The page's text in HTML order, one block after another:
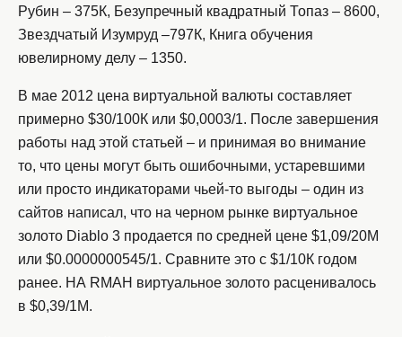
Рубин ­– 375К, Безупречный квадратный Топаз – 8600,
Звездчатый Изумруд –797К, Книга обучения
ювелирному делу ­– 1350.
В мае 2012 цена виртуальной валюты составляет
примерно $30/100К или $0,0003/1. После завершения
работы над этой статьей – и принимая во внимание
то, что цены могут быть ошибочными, устаревшими
или просто индикаторами чьей-то выгоды – один из
сайтов написал, что на черном рынке виртуальное
золото Diablo 3 продается по средней цене $1,09/20М
или $0.0000000545/1. Сравните это с $1/10К годом
ранее. НА RMAH виртуальное золото расценивалось
в $0,39/1М.